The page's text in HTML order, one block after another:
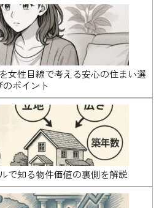
女性目線で考える安心の住まい選
のポイント
で知る物件価値の裏側を解説